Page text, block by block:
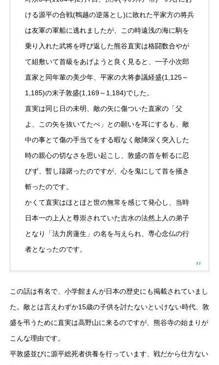
ける源平の合戦(鵯越の逆落とし)に敗れた平家方の将兵
は友軍の軍船に逃れましたが、この時遠浅の海に駒を
乗り入れた武将を呼び返した熊谷直実は格闘数合やが
て組敷いて首級をあげようと良く見ると、一子小次郎
直家と同年輩の美少年、平家の大将参議経盛(1,125～
1,185)の末子敦盛(1,169～1,184)でした。
直実は同じ日の未明、敵の矢に傷ついた直家の「父
よ、この矢を抜いてたべ」との願いを耳にするも、敵
中の事とて傷の手当てをする暇なく敵陣深く突入した
時の親心の切なさを思い起こし、敦盛の首を斬るに忍
びず、暫し躊躇ったのですが、心を鬼にして首を掻き
斬ったのです。
かくて直実はほとほと世の無常を感じて発心し、当時
日本一の上人と尊崇されていた吉水の法然上人の弟子
となり「法力房蓮生」の名を与えられ、専心念仏の行
者となったのです。
この話は有名で、小学館まんが日本の歴史にも掲載されていまし
た。敵とは言えわずか15歳の子供を討たないといけない時代、敦
盛を弔うために直実は高野山に来るのですが、熊谷寺の始まりが
こんな理由です。
平敦盛並びに源平総死者供養を行っています、戦だから仕方ない